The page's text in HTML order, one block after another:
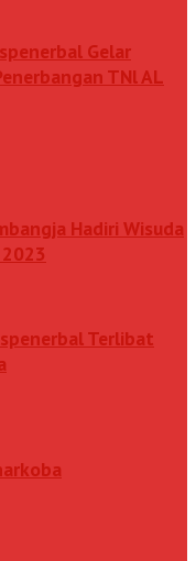
Gelar
TNl AL
Hadiri Wisuda
Terlibat